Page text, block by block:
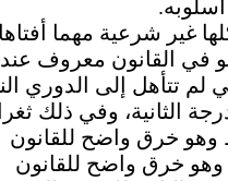
غير شرعية مهما
في القانون معروف
لم تتأهل إلى الدوري
الثانية، وفي ذلك
وهو خرق واضح للقانون
وهو خرق واضح للقانون